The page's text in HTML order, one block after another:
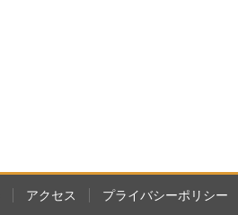
アクセス プライバシーポリシー